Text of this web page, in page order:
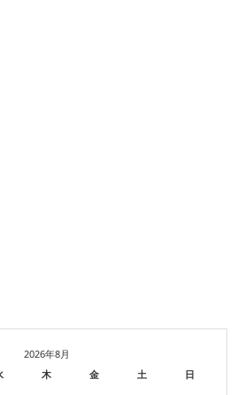
2026年8月
木 金 土 日